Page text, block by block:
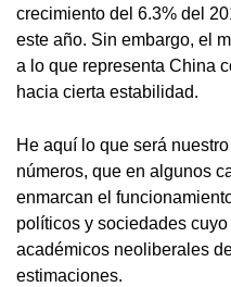
crecimiento del 6.3% del
este año. Sin embargo, el
a lo que representa China
hacia cierta estabilidad.
He aquí lo que será
números, que en algunos
enmarcan el
políticos y sociedades
académicos neoliberales
estimaciones.